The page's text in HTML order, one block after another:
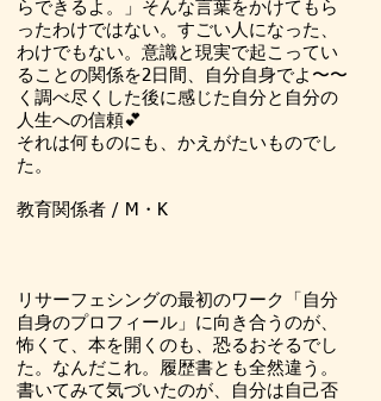
らできるよ。」そんな言葉をかけてもら
ったわけではない。すごい人になった、
わけでもない。意識と現実で起こってい
ることの関係を2日間、自分自身でよ〜〜
く調べ尽くした後に感じた自分と自分の
人生への信頼💕
それは何ものにも、かえがたいものでし
た。
教育関係者 / M・K
リサーフェシングの最初のワーク「自分
自身のプロフィール」に向き合うのが、
怖くて、本を開くのも、恐るおそるでし
た。なんだこれ。履歴書とも全然違う。
書いてみて気づいたのが、自分は自己否